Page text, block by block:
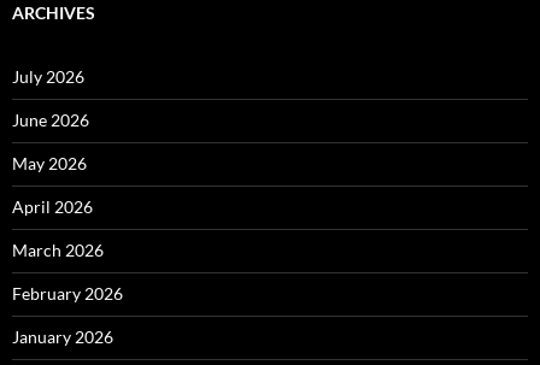
ARCHIVES
July 2026
June 2026
May 2026
April 2026
March 2026
February 2026
January 2026